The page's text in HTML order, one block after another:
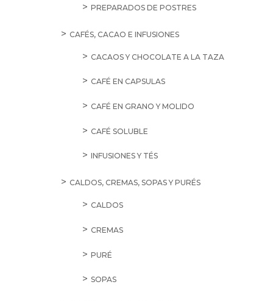
PREPARADOS DE POSTRES
CAFÉS, CACAO E INFUSIONES
CACAOS Y CHOCOLATE A LA TAZA
CAFÉ EN CAPSULAS
CAFÉ EN GRANO Y MOLIDO
CAFÉ SOLUBLE
INFUSIONES Y TÉS
CALDOS, CREMAS, SOPAS Y PURÉS
CALDOS
CREMAS
PURÉ
SOPAS